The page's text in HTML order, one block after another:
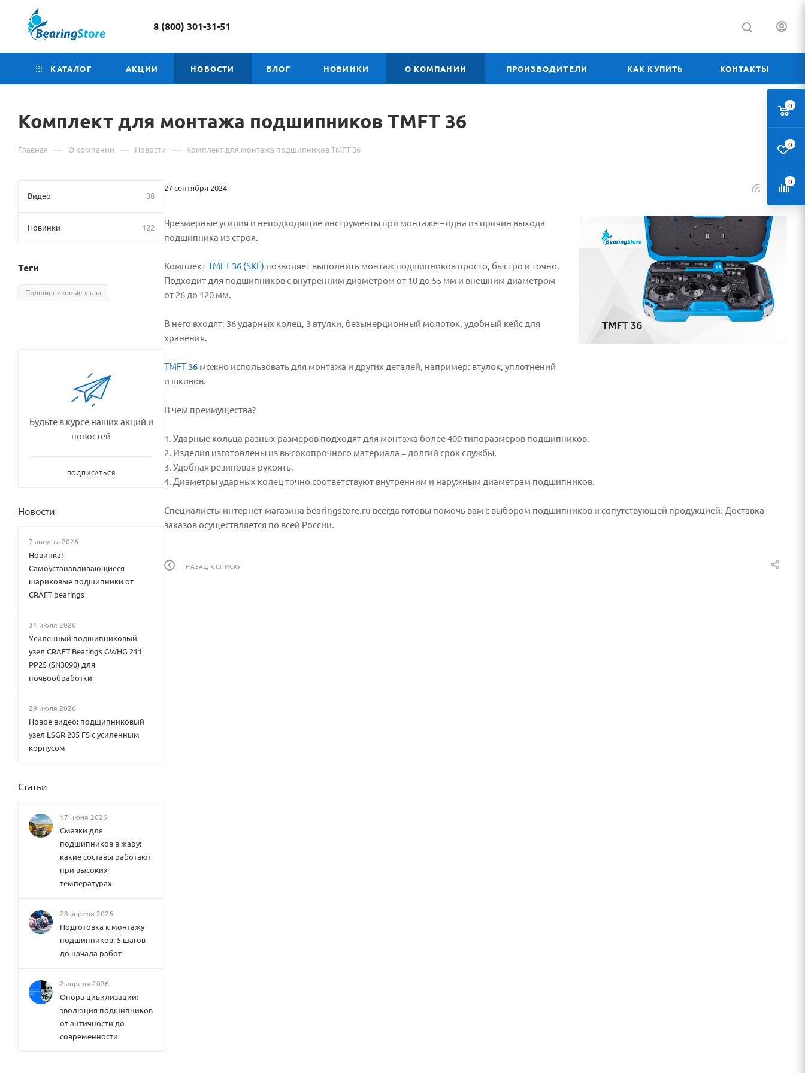
8 (800) 301-31-51
КАТАЛОГ АКЦИИ НОВОСТИ БЛОГ НОВИНКИ О КОМПАНИИ ПРОИЗВОДИТЕЛИ КАК КУПИТЬ КОНТАКТЫ
Комплект для монтажа подшипников TMFT 36
Главная — О компании — Новости — Комплект для монтажа подшипников TMFT 36
27 сентября 2024
Чрезмерные усилия и неподходящие инструменты при монтаже – одна из причин выхода
подшипника из строя.
КомплектTMFT 36 (SKF) позволяет выполнить монтаж подшипников просто, быстро и точно.
Подходит для подшипников с внутренним диаметром от 10 до 55 мм и внешним диаметром
от 26 до 120 мм.
В него входят: 36 ударных колец, 3 втулки, безынерционный молоток, удобный кейс для
хранения.
TMFT 36 можно использовать для монтажа и других деталей, например: втулок, уплотнений
и шкивов.
В чем преимущества?
1. Ударные кольца разных размеров подходят для монтажа более 400 типоразмеров подшипников.
2. Изделия изготовлены из высокопрочного материала = долгий срок службы.
3. Удобная резиновая рукоять.
4. Диаметры ударных колец точно соответствуют внутренним и наружным диаметрам подшипников.
Специалисты интернет-магазина bearingstore.ru всегда готовы помочь вам с выбором подшипников и сопутствующей продукцией. Доставка
заказов осуществляется по всей России.
НАЗАД К СПИСКУ
Видео 38
Новинки 122
Теги
Подшипниковые узлы
Будьте в курсе наших акций и
новостей
ПОДПИСАТЬСЯ
Новости
7 августа 2026
Новинка!
Самоустанавливающиеся
шариковые подшипники от
CRAFT bearings
31 июля 2026
Усиленный подшипниковый
узел CRAFT Bearings GWHG 211
PP25 (SN3090) для
почвообработки
29 июля 2026
Новое видео: подшипниковый
узел LSGR 205 FS с усиленным
корпусом
Статьи
17 июня 2026
Смазки для
подшипников в жару:
какие составы работают
при высоких
температурах
28 апреля 2026
Подготовка к монтажу
подшипников: 5 шагов
до начала работ
2 апреля 2026
Опора цивилизации:
эволюция подшипников
от античности до
современности
0
0
0